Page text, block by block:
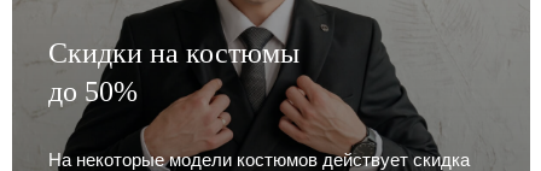
Скидки на костюмы
до 50%
На некоторые модели костюмов действует скидка